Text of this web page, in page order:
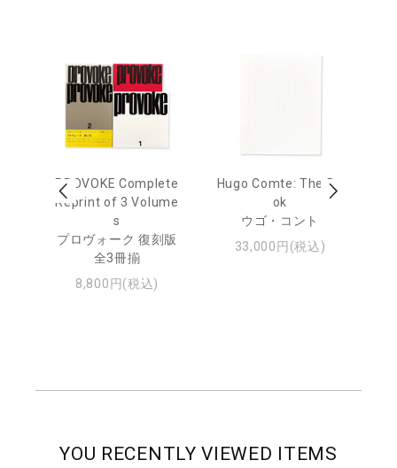
PROVOKE Complete
Reprint of 3 Volume
s
プロヴォーク 復刻版
全3冊揃
8,800円(税込)
Hugo Comte: The Bo
ok
ウゴ・コント
33,000円(税込)
YOU RECENTLY VIEWED ITEMS